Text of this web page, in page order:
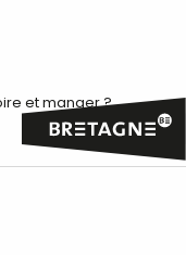
et manger ?